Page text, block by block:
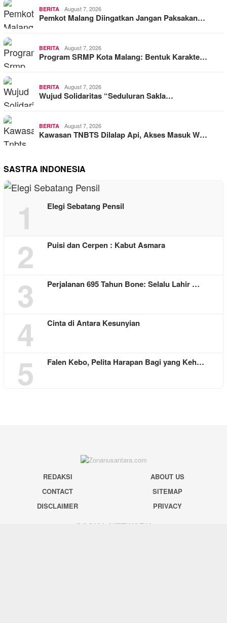
BERITA August 7, 2026
Pemkot Malang Diingatkan Jangan Paksakan…
BERITA August 7, 2026
Program SRMP Kota Malang: Bentuk Karakte…
BERITA August 7, 2026
Wujud Solidaritas “Seduluran Sakla…
BERITA August 7, 2026
Kawasan TNBTS Dilalap Api, Akses Masuk W…
SASTRA INDONESIA
1 Elegi Sebatang Pensil
2 Puisi dan Cerpen : Kabut Asmara
3 Perjalanan 695 Tahun Bone: Selalu Lahir …
4 Cinta di Antara Kesunyian
5 Falen Kebo, Pelita Harapan Bagi yang Keh…
REDAKSI
ABOUT US
CONTACT
SITEMAP
DISCLAIMER
PRIVACY
SOCIAL NETWORK